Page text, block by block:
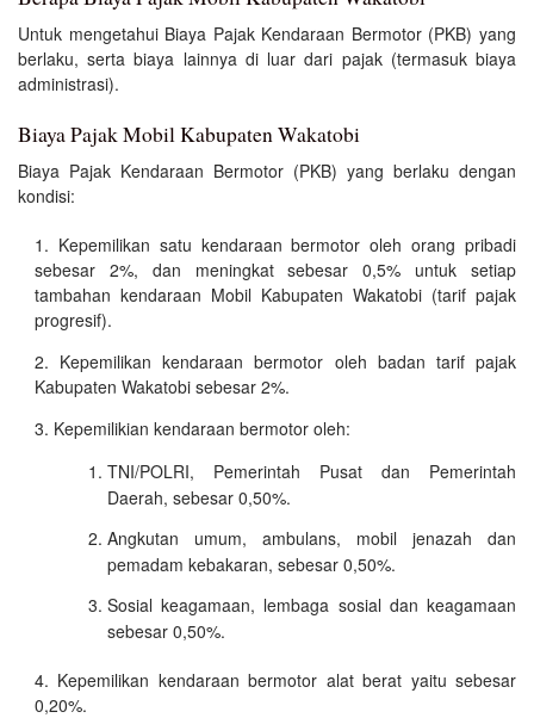
Untuk mengetahui Biaya Pajak Kendaraan Bermotor (PKB) yang
berlaku, serta biaya lainnya di luar dari pajak (termasuk biaya
administrasi).
Biaya Pajak Mobil Kabupaten Wakatobi
Biaya Pajak Kendaraan Bermotor (PKB) yang berlaku dengan
kondisi:
Kepemilikan satu kendaraan bermotor oleh orang pribadi
sebesar 2%, dan meningkat sebesar 0,5% untuk setiap
tambahan kendaraan Mobil Kabupaten Wakatobi (tarif pajak
progresif).
Kepemilikan kendaraan bermotor oleh badan tarif pajak
Kabupaten Wakatobi sebesar 2%.
Kepemilikian kendaraan bermotor oleh:
TNI/POLRI, Pemerintah Pusat dan Pemerintah
Daerah, sebesar 0,50%.
Angkutan umum, ambulans, mobil jenazah dan
pemadam kebakaran, sebesar 0,50%.
Sosial keagamaan, lembaga sosial dan keagamaan
sebesar 0,50%.
Kepemilikan kendaraan bermotor alat berat yaitu sebesar
0,20%.